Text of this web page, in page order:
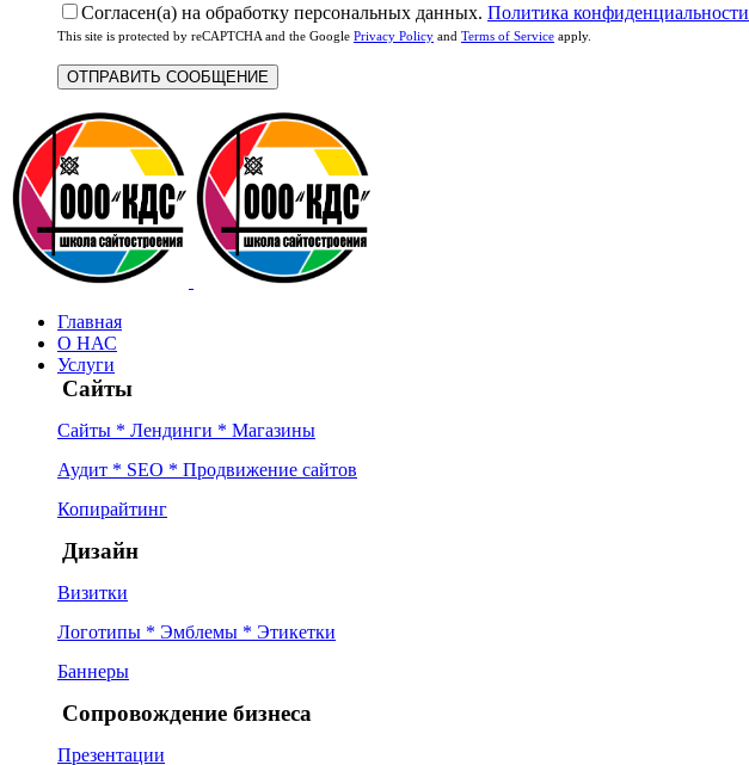
Согласен(а) на обработку персональных данных. Политика конфиденциальности
This site is protected by reCAPTCHA and the Google Privacy Policy and Terms of Service apply.
Главная
О НАС
Услуги
Сайты
Сайты * Лендинги * Магазины
Аудит * SEO * Продвижение сайтов
Копирайтинг
Дизайн
Визитки
Логотипы * Эмблемы * Этикетки
Баннеры
Сопровождение бизнеса
Презентации